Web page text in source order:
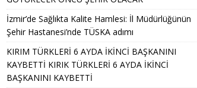
İzmir’de Sağlıkta Kalite Hamlesi: İl Müdürlüğünün
Şehir Hastanesi’nde TÜSKA adımı
KIRIM TÜRKLERİ 6 AYDA İKİNCİ BAŞKANINI
KAYBETTİ KIRIK TÜRKLERİ 6 AYDA İKİNCİ
BAŞKANINI KAYBETTİ